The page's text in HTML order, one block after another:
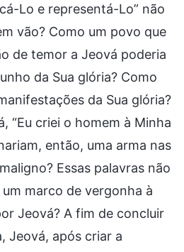
Lo e representá-Lo” não
vão? Como um povo que
de temor a Jeová poderia
da Sua glória? Como
da Sua glória?
“Eu criei o homem à Minha
então, uma arma nas
Essas palavras não
marco de vergonha à
Jeová? A fim de concluir
Jeová, após criar a